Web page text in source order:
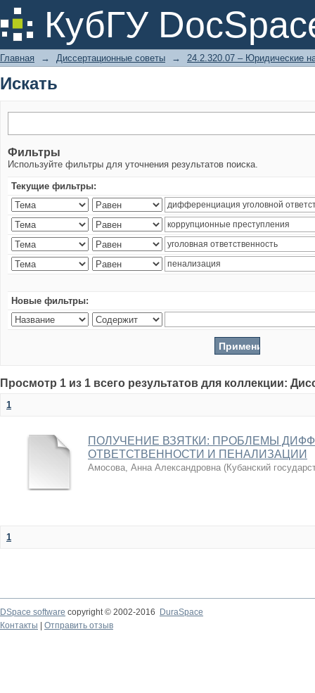
КубГУ
Искать
Главная → Диссертационные советы → 24.2.320.07 – Юридические
Искать
Фильтры
Используйте фильтры для уточнения результатов поиска.
Текущие фильтры:
Новые фильтры:
Просмотр 1 из 1 всего результатов для коллекции:
1
ПОЛУЧЕНИЕ ВЗЯТКИ: ПРОБЛЕМЫ
ОТВЕТСТВЕННОСТИ И ПЕНАЛИЗАЦИИ
Амосова, Анна Александровна (Кубанский
1
DSpace software copyright © 2002-2016
DuraSpace
Контакты
Отправить отзыв